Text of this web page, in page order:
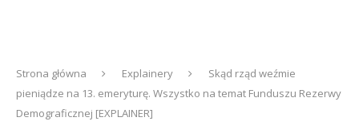
Strona główna Explainery
Skąd rząd weźmie
pieniądze na 13. emeryturę. Wszystko na temat Funduszu Rezerwy
Demograficznej [EXPLAINER]